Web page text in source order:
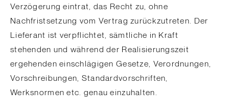
Verzögerung eintrat, das Recht zu, ohne
Nachfristsetzung vom Vertrag zurückzutreten. Der
Lieferant ist verpflichtet, sämtliche in Kraft
stehenden und während der Realisierungszeit
ergehenden einschlägigen Gesetze, Verordnungen,
Vorschreibungen, Standardvorschriften,
Werksnormen etc. genau einzuhalten.